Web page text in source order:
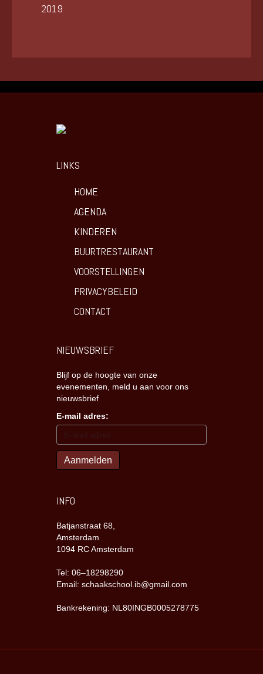
2019
LINKS
HOME
AGENDA
KINDEREN
BUURTRESTAURANT
VOORSTELLINGEN
PRIVACYBELEID
CONTACT
NIEUWSBRIEF
Blijf op de hoogte van onze
evenementen, meld u aan voor ons
nieuwsbrief
E-mail adres:
INFO
Batjanstraat 68,
Amsterdam
1094 RC Amsterdam
Tel: 06–18298290
Email: schaakschool.ib@gmail.com
Bankrekening: NL80INGB0005278775